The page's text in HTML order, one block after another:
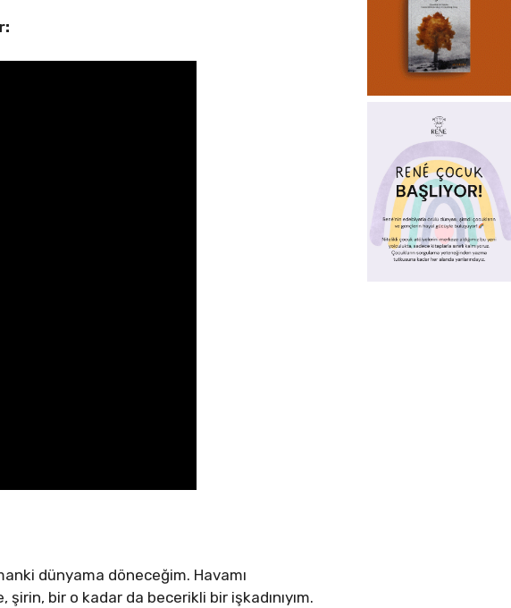
dünyama döneceğim. Havamı
bir o kadar da becerikli bir işkadınıyım.